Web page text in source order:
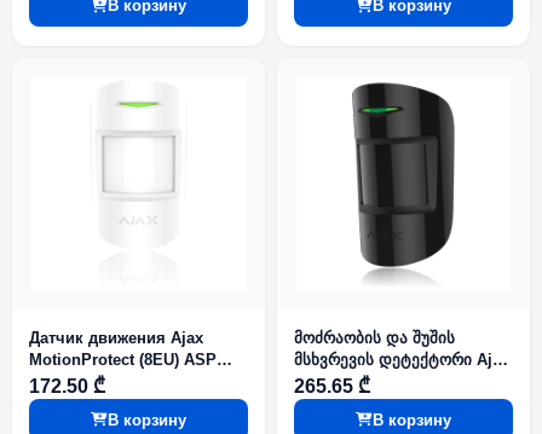
В корзину В корзину
Датчик движения Ajax
MotionProtect (8EU) ASP
White
172.50 ₾
В корзину
მოძრაობის და შუშის
მსხვრევის დეტექტორი Ajax
CombiProtect (8EU) ASP
Black
265.65 ₾
В корзину